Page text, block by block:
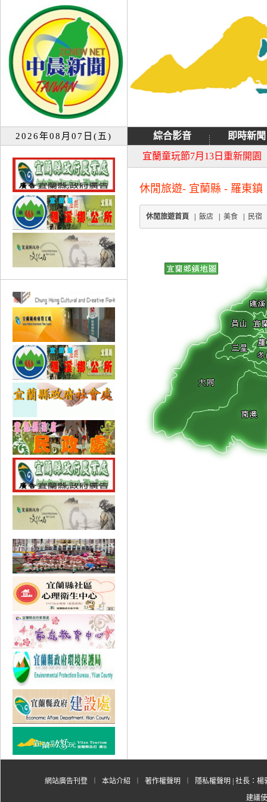
2026年08月07日(五) 綜合影音
即時新聞
宜蘭童玩節7月13日重新開園
大同音樂祭延期至8月9日禮
休閒旅遊- 宜蘭縣 - 羅東鎮
休閒旅遊首頁 飯店 美食 民宿
網站廣告刊登 本站介紹 著作權聲明 隱私權聲明 | 社長：
建議